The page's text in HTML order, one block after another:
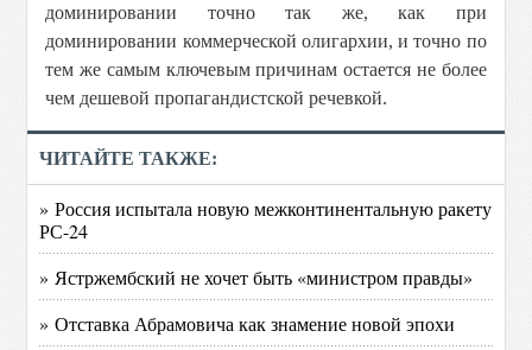
доминировании точно так же, как при
доминировании коммерческой олигархии, и точно по
тем же самым ключевым причинам остается не более
чем дешевой пропагандистской речевкой.
ЧИТАЙТЕ ТАКЖЕ:
» Россия испытала новую межконтинентальную ракету
РС-24
» Ястржембский не хочет быть «министром правды»
» Отставка Абрамовича как знамение новой эпохи